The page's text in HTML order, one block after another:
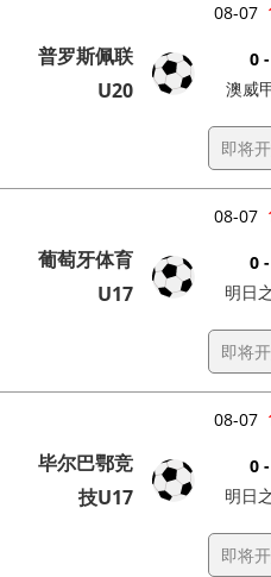
08-07
普罗斯佩联
U20
0
澳威
即将
08-07
葡萄牙体育
U17
0
明日
即将
08-07
毕尔巴鄂竞
技U17
0
明日
即将